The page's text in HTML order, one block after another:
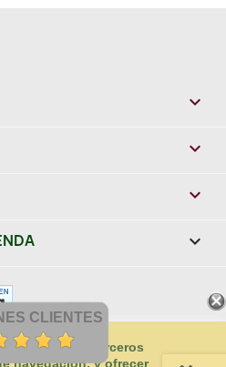



keyboard_arrow_down
de cookies
propias y de terceros
navegación, y ofrecer
CLIENTES